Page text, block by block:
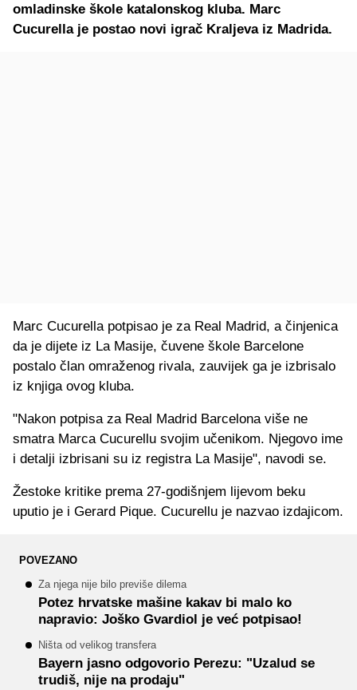
omladinske škole katalonskog kluba. Marc
Cucurella je postao novi igrač Kraljeva iz Madrida.
Marc Cucurella potpisao je za Real Madrid, a činjenica
da je dijete iz La Masije, čuvene škole Barcelone
postalo član omraženog rivala, zauvijek ga je izbrisalo
iz knjiga ovog kluba.
"Nakon potpisa za Real Madrid Barcelona više ne
smatra Marca Cucurellu svojim učenikom. Njegovo ime
i detalji izbrisani su iz registra La Masije", navodi se.
Žestoke kritike prema 27-godišnjem lijevom beku
uputio je i Gerard Pique. Cucurellu je nazvao izdajicom.
POVEZANO
Za njega nije bilo previše dilema
Potez hrvatske mašine kakav bi malo ko
napravio: Joško Gvardiol je već potpisao!
Ništa od velikog transfera
Bayern jasno odgovorio Perezu: "Uzalud se
trudiš, nije na prodaju"